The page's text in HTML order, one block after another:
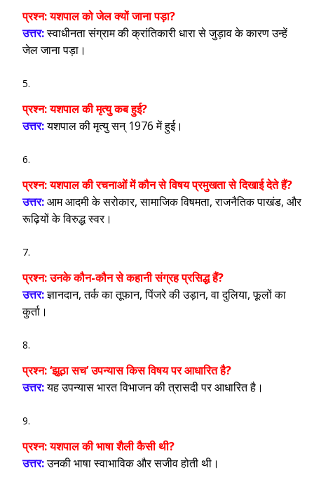
प्रश्न:यशपाल को जेल क्यों जाना पड़ा?
उत्तर:स्वाधीनता संग्राम की क्रांतिकारी धारा से जुड़ाव के कारण उन्हें
जेल जाना पड़ा।
प्रश्न:यशपाल की मृत्यु कब हुई?
उत्तर:यशपाल की मृत्यु सन् 1976 में हुई।
प्रश्न:यशपाल की रचनाओं में कौन से विषय प्रमुखता से दिखाई देते हैं?
उत्तर:आम आदमी के सरोकार, सामाजिक विषमता, राजनैतिक पाखंड, और
रूढ़ियों के विरुद्ध स्वर।
प्रश्न:उनके कौन-कौन से कहानी संग्रह प्रसिद्ध हैं?
उत्तर:ज्ञानदान, तर्क का तूफान, पिंजरे की उड़ान, वा दुलिया, फूलों का
कुर्ता।
प्रश्न:‘झूठा सच’ उपन्यास किस विषय पर आधारित है?
उत्तर:यह उपन्यास भारत विभाजन की त्रासदी पर आधारित है।
प्रश्न:यशपाल की भाषा शैली कैसी थी?
उत्तर:उनकी भाषा स्वाभाविक और सजीव होती थी।